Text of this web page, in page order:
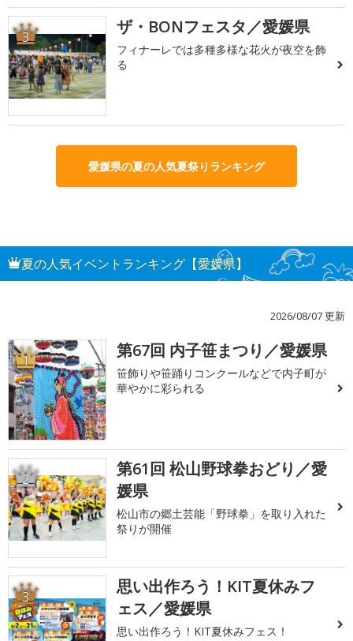
3 ザ・BONフェスタ／愛媛県
フィナーレでは多種多様な花火が夜空を飾
る
愛媛県の夏の人気夏祭りランキング
夏の人気イベントランキング【愛媛県】
2026/08/07 更新
1 第67回 内子笹まつり／愛媛県
笹飾りや笹踊りコンクールなどで内子町が
華やかに彩られる
2
第61回 松山野球拳おどり／愛
媛県
松山市の郷土芸能「野球拳」を取り入れた
祭りが開催
3
思い出作ろう！KIT夏休みフ
ェス／愛媛県
思い出作ろう！KIT夏休みフェス！